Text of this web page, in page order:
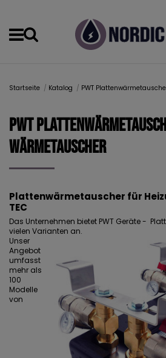
Startseite Katalog PWT
PWT
Wärmetauscher
Plattenwärmetauscher für
TEC
Das Unternehmen bietet PWT Geräte -
vielen Varianten an.
Unser
Angebot
umfasst
mehr als
100
Modelle
von